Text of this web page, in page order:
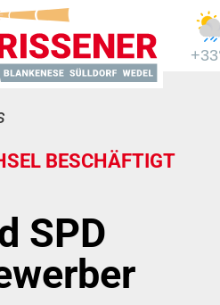
BESCHÄFTIGT
SPD